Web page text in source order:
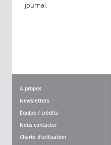
journal.
À propos
Newsletters
Équipe / crédits
Nous contacter
Charte d'utilisation